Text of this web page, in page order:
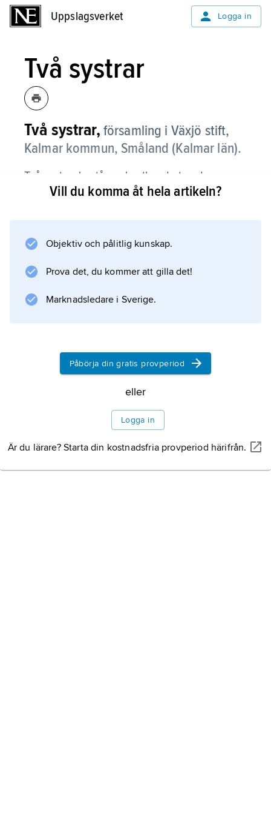
Uppslagsverket Logga in
Två systrar
Två systrar, församling i Växjö stift,
Kalmar kommun, Småland (Kalmar län).
Två systrar består av kustbygd utmed
Kalmarsund, numera tättbebyggd. För
(Fornlämningar).
Information om artikeln
Vill du komma åt hela artikeln?
Objektiv och pålitlig kunskap.
Prova det, du kommer att gilla det!
Marknadsledare i Sverige.
Påbörja din gratis provperiod
eller
Logga in
Är du lärare? Starta din kostnadsfria provperiod härifrån.